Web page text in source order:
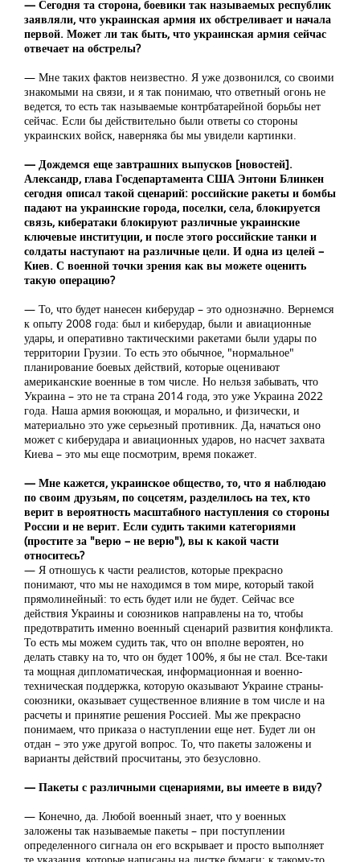
— Сегодня та сторона, боевики так называемых республик
заявляли, что украинская армия их обстреливает и начала
первой. Может ли так быть, что украинская армия сейчас
отвечает на обстрелы?
— Мне таких фактов неизвестно. Я уже дозвонился, со своими
знакомыми на связи, и я так понимаю, что ответный огонь не
ведется, то есть так называемые контрбатарейной борьбы нет
сейчас. Если бы действительно были ответы со стороны
украинских войск, наверняка бы мы увидели картинки.
— Дождемся еще завтрашних выпусков [новостей].
Александр, глава Госдепартамента США Энтони Блинкен
сегодня описал такой сценарий: российские ракеты и бомбы
падают на украинские города, поселки, села, блокируется
связь, кибератаки блокируют различные украинские
ключевые институции, и после этого российские танки и
солдаты наступают на различные цели. И одна из целей –
Киев. С военной точки зрения как вы можете оценить
такую операцию?
— То, что будет нанесен киберудар – это однозначно. Вернемся
к опыту 2008 года: был и киберудар, были и авиационные
удары, и оперативно тактическими ракетами были удары по
территории Грузии. То есть это обычное, "нормальное"
планирование боевых действий, которые оценивают
американские военные в том числе. Но нельзя забывать, что
Украина – это не та страна 2014 года, это уже Украина 2022
года. Наша армия воюющая, и морально, и физически, и
материально это уже серьезный противник. Да, начаться оно
может с киберудара и авиационных ударов, но насчет захвата
Киева – это мы еще посмотрим, время покажет.
— Мне кажется, украинское общество, то, что я наблюдаю
по своим друзьям, по соцсетям, разделилось на тех, кто
верит в вероятность масштабного наступления со стороны
России и не верит. Если судить такими категориями
(простите за "верю – не верю"), вы к какой части
относитесь?
— Я отношусь к части реалистов, которые прекрасно
понимают, что мы не находимся в том мире, который такой
прямолинейный: то есть будет или не будет. Сейчас все
действия Украины и союзников направлены на то, чтобы
предотвратить именно военный сценарий развития конфликта.
То есть мы можем судить так, что он вполне вероятен, но
делать ставку на то, что он будет 100%, я бы не стал. Все-таки
та мощная дипломатическая, информационная и военно-
техническая поддержка, которую оказывают Украине страны-
союзники, оказывает существенное влияние в том числе и на
расчеты и принятие решения Россией. Мы же прекрасно
понимаем, что приказа о наступлении еще нет. Будет ли он
отдан – это уже другой вопрос. То, что пакеты заложены и
варианты действий просчитаны, это безусловно.
— Пакеты с различными сценариями, вы имеете в виду?
— Конечно, да. Любой военный знает, что у военных
заложены так называемые пакеты – при поступлении
определенного сигнала он его вскрывает и просто выполняет